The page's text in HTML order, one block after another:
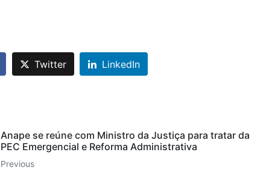
Twitter LinkedIn
Anape se reúne com Ministro da Justiça para tratar da
PEC Emergencial e Reforma Administrativa
Previous